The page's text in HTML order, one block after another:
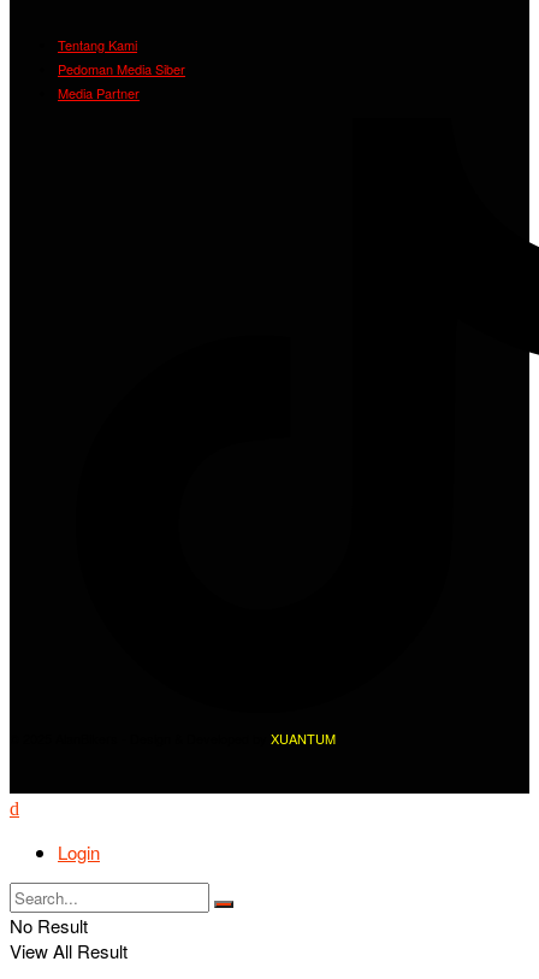
Tentang Kami
Pedoman Media Siber
Media Partner
XUANTUM
Login
No Result
View All Result